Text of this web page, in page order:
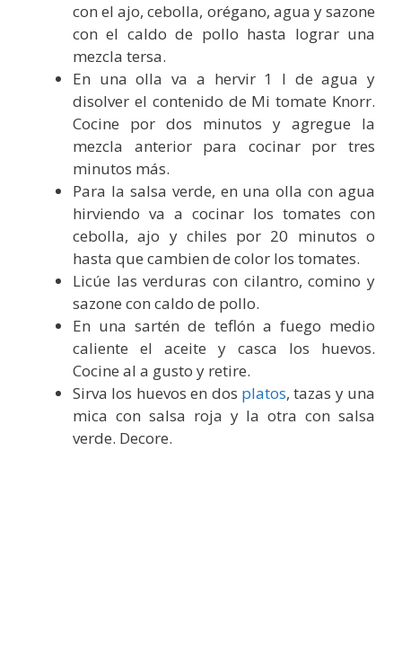
con el ajo, cebolla, orégano, agua y sazone
con el caldo de pollo hasta lograr una
mezcla tersa.
En una olla va a hervir 1 l de agua y
disolver el contenido de Mi tomate Knorr.
Cocine por dos minutos y agregue la
mezcla anterior para cocinar por tres
minutos más.
Para la salsa verde, en una olla con agua
hirviendo va a cocinar los tomates con
cebolla, ajo y chiles por 20 minutos o
hasta que cambien de color los tomates.
Licúe las verduras con cilantro, comino y
sazone con caldo de pollo.
En una sartén de teflón a fuego medio
caliente el aceite y casca los huevos.
Cocine al a gusto y retire.
Sirva los huevos en dos platos, tazas y una
mica con salsa roja y la otra con salsa
verde. Decore.